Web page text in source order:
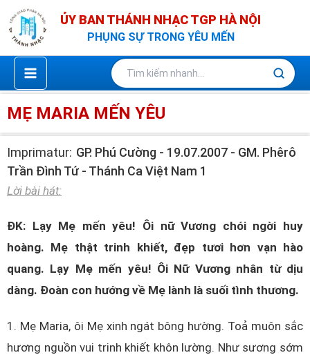
Nhảy
tới
nội
dung
ỦY BAN THÁNH NHẠC TGP HÀ NỘI
PHỤNG SỰ TRONG YÊU MẾN
MẸ MARIA MẾN YÊU
Imprimatur: GP. Phú Cường - 19.07.2007 - GM. Phêrô
Trần Đình Tứ - Thánh Ca Việt Nam 1
Lời bài hát:
ĐK: Lạy Mẹ mến yêu! Ôi nữ Vương chói ngời huy
hoàng. Mẹ thật trinh khiết, đẹp tươi hơn vạn hào
quang. Lạy Mẹ mến yêu! Ôi Nữ Vương nhân từ dịu
dàng. Đoàn con hướng về Mẹ lành là suối tình thương.
1. Mẹ Maria, ôi Mẹ xinh ngát bông hường. Toả muôn sắc
hương nguồn vui trinh khiết khôn lường. Như sương sớm